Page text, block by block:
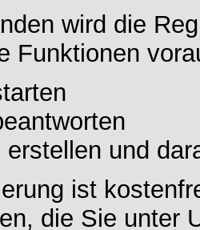
wird die
Funktionen
erstellen und
ist
die Sie unter